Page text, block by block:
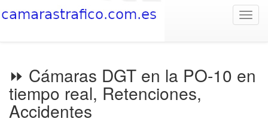
⏩ Cámaras DGT en la PO-10 en
tiempo real, Retenciones,
Accidentes